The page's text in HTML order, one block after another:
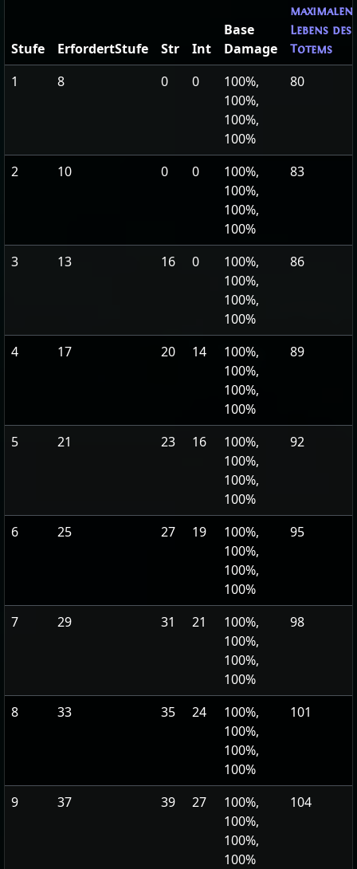
Stufe ErfordertStufe Str Int
Base
Damage
maximalen
Lebens des
Totems
1 8 0 0
100%,
100%,
100%,
100%
80
2 10 0 0
100%,
100%,
100%,
100%
83
3 13 16 0
100%,
100%,
100%,
100%
86
4 17 20 14
100%,
100%,
100%,
100%
89
5 21 23 16
100%,
100%,
100%,
100%
92
6 25 27 19
100%,
100%,
100%,
100%
95
7 29 31 21
100%,
100%,
100%,
100%
98
8 33 35 24
100%,
100%,
100%,
100%
101
9 37 39 27
100%,
100%,
100%,
100%
104